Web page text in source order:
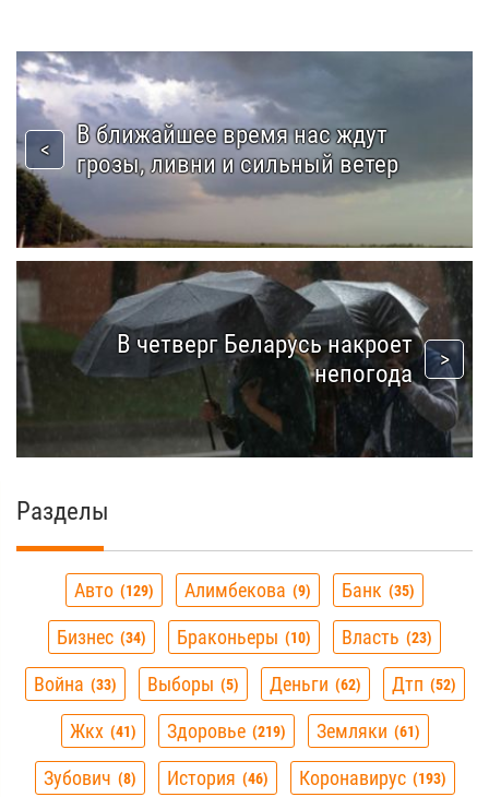
В ближайшее время нас ждут
грозы, ливни и сильный ветер
В четверг Беларусь накроет
непогода
Разделы
Авто 129 Алимбекова 9 Банк 35
Бизнес 34 Браконьеры 10 Власть 23
Война 33 Выборы 5 Деньги 62 Дтп 52
Жкх 41 Здоровье 219 Земляки 61
Зубович 8 История 46 Коронавирус 193